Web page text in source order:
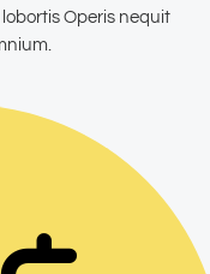
Operis nequit